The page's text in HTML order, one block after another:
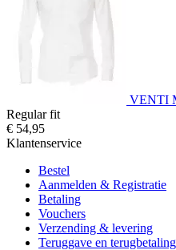
VENTI
Regular fit
€ 54,95
Klantenservice
Bestel
Aanmelden & Registratie
Betaling
Vouchers
Verzending & levering
Teruggave en terugbetaling